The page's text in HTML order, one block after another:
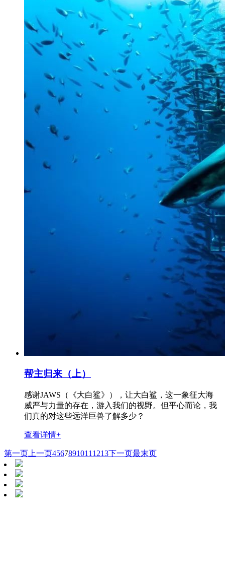
帮主归来（上）
感谢JAWS（《大白鲨》），让大白鲨，这一象征大海
威严与力量的存在，游入我们的视野。但平心而论，我
们真的对这些远洋巨兽了解多少？
查看详情+
第一页 上一页4567891011 1213下一页最末页